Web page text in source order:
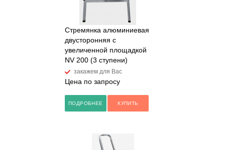
Стремянка алюминиевая
двусторонняя с
увеличенной площадкой
NV 200 (3 ступени)
закажем для Вас
Цена по запросу
ПОДРОБНЕЕ КУПИТЬ